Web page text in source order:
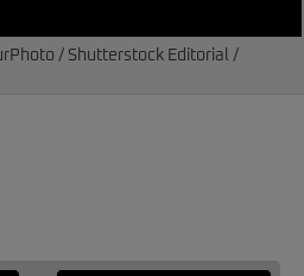
/ Shutterstock Editorial /